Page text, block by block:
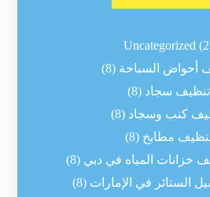
Uncategorized
أحواض السباحة (8)
تنظيف سجاد (8)
كنب وسجاد (8)
مطابخ (8)
خزانات المياه في دبي (8)
الستائر في الإمارات (8)